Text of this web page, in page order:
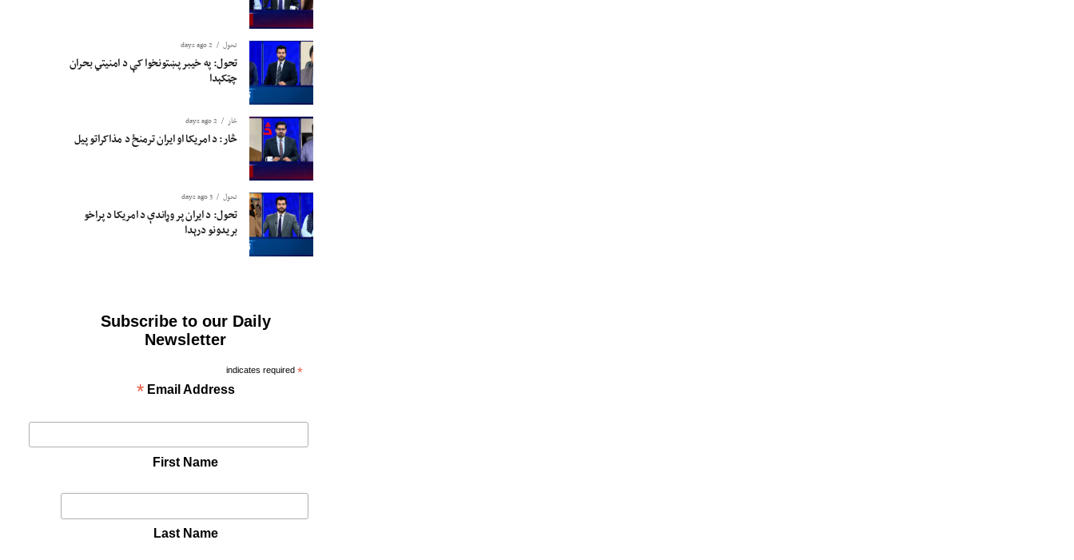
تحول 2 days ago
تحول: په خیبر پښتونخوا کې د امنیتي بحران
چټکېدا
څار 2 days ago
څار: د امریکا او ایران ترمنځ د مذاکراتو پیل
تحول 3 days ago
تحول: د ایران پر وړاندې د امریکا د پراخو
بریدونو درېدا
Subscribe to our Daily
Newsletter
*
indicates required
Email Address
*
First Name
Last Name